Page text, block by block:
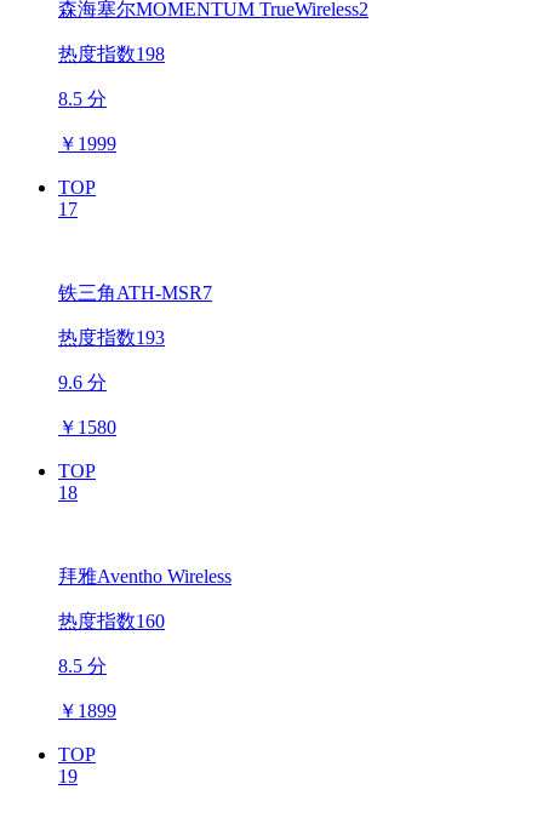
森海塞尔MOMENTUM TrueWireless2
热度指数198
8.5 分
￥ 1999
TOP
17
铁三角ATH-MSR7
热度指数193
9.6 分
￥ 1580
TOP
18
拜雅Aventho Wireless
热度指数160
8.5 分
￥ 1899
TOP
19